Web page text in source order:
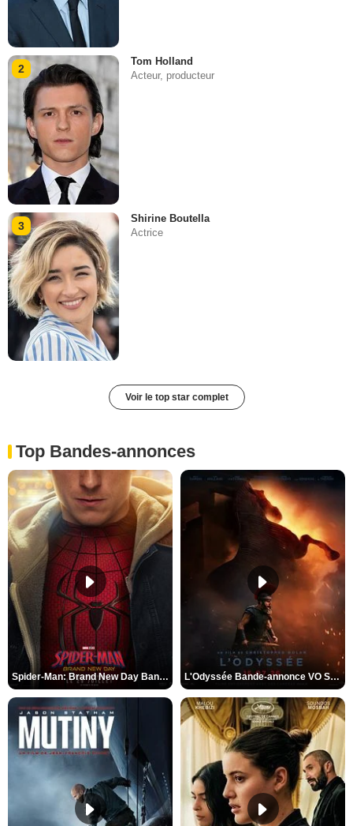
2
Tom Holland
Acteur, producteur
3
Shirine Boutella
Actrice
Voir le top star complet
Top Bandes-annonces
Spider-Man: Brand New Day Bande-annonce VO STFR L'Odyssée Bande-annonce VO STFR